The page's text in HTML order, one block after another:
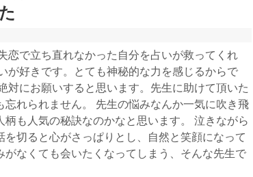
恋で立ち直れなかった自分を占いが救ってくれ
が好きです。とても神秘的な力を感じるからで
対にお願いすると思います。先生に助けて頂いた
忘れられません。 先生の悩みなんか一気に吹き飛
柄も人気の秘訣なのかなと思います。 泣きながら
を切ると心がさっぱりとし、自然と笑顔になって
がなくても会いたくなってしまう、そんな先生で